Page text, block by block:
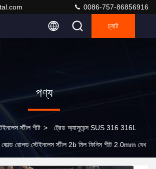
0086-757-86856916
চ্যাট
পণ্য
স্টীল শীট > ট্রেড অ্যাসুরেন্স SUS 316 316L
রোলড স্টেইনলেস স্টীল 2b মিল ফিনিস শীট 2.0mm বেধ